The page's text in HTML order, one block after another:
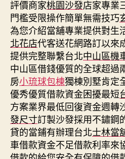
評價商家桃園沙發店家專業
門檻受限操作簡單無需技巧
為您介紹當舖專業提供對生
北花店代客送花網路訂以來
提供完整聯繫台北中山區機
中山區借錢優質的全球超過
房小琉球包棟獨棟別墅肯定
優秀優質借款資金困擾最短
方案業界最低回復資金週轉
發尺寸訂製沙發採用不鏽鋼
貸的當鋪有辦理台北士林當
車借款資金不足借款利率來